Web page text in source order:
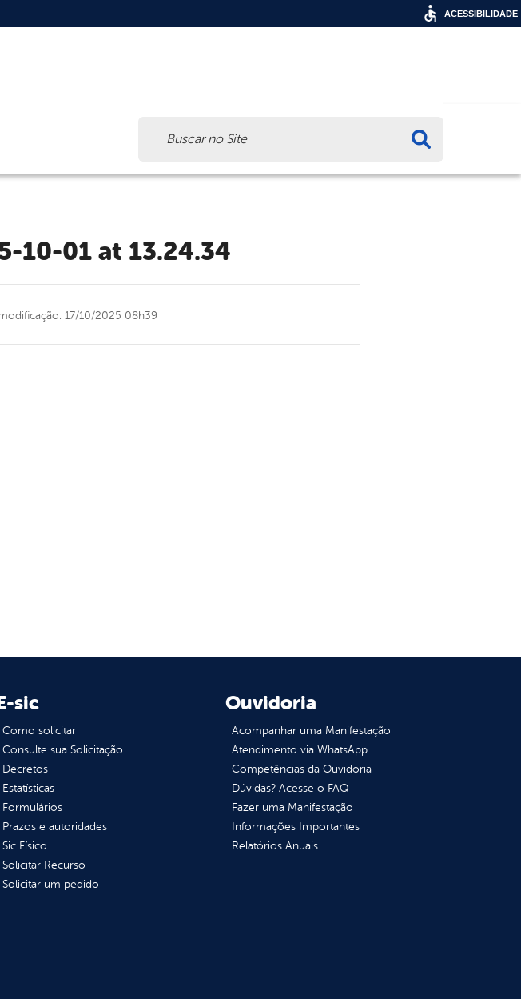
10-01 at 13.24.34
17/10/2025 08h39
sic
Como solicitar
Consulte sua Solicitação
Decretos
Estatísticas
Formulários
Prazos e autoridades
Sic Físico
Solicitar Recurso
Solicitar um pedido
Ouvidoria
Acompanhar uma Manifestação
Atendimento via WhatsApp
Competências da Ouvidoria
Dúvidas? Acesse o FAQ
Fazer uma Manifestação
Informações Importantes
Relatórios Anuais
ACESSIBILIDADE